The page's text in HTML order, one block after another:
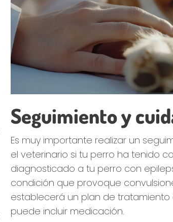
Seguimiento y
Es muy importante realizar un
el veterinario si tu perro ha tenido
diagnosticado a tu perro con
condición que provoque
establecerá un plan de
puede incluir medicación.